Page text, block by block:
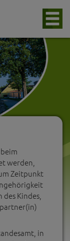
werden,
Zeitpunkt
Kindes,
in